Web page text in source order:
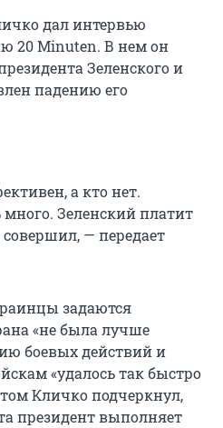
дал интервью
20 Minuten. В нем он
Зеленского и
падению его
а кто нет.
Зеленский платит
— передает
задаются
«не была лучше
боевых действий и
«удалось так быстро
Кличко подчеркнул,
президент выполняет